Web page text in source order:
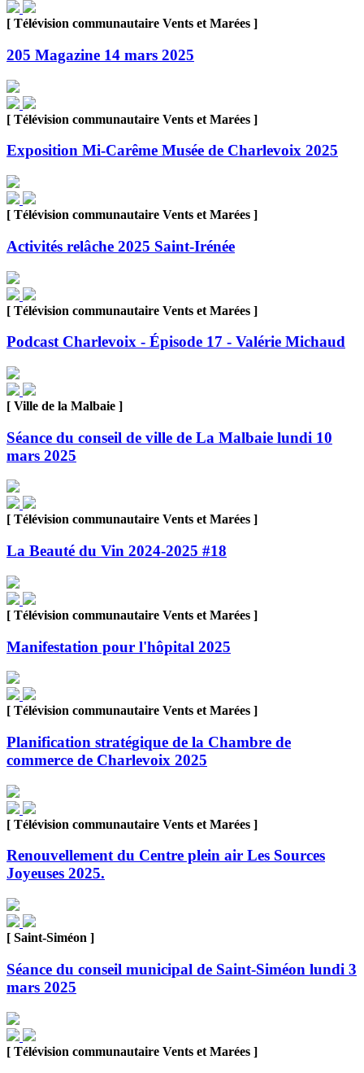
[ Télévision communautaire Vents et Marées ]
205 Magazine 14 mars 2025
[ Télévision communautaire Vents et Marées ]
Exposition Mi-Carême Musée de Charlevoix 2025
[ Télévision communautaire Vents et Marées ]
Activités relâche 2025 Saint-Irénée
[ Télévision communautaire Vents et Marées ]
Podcast Charlevoix - Épisode 17 - Valérie Michaud
[ Ville de la Malbaie ]
Séance du conseil de ville de La Malbaie lundi 10
mars 2025
[ Télévision communautaire Vents et Marées ]
La Beauté du Vin 2024-2025 #18
[ Télévision communautaire Vents et Marées ]
Manifestation pour l'hôpital 2025
[ Télévision communautaire Vents et Marées ]
Planification stratégique de la Chambre de
commerce de Charlevoix 2025
[ Télévision communautaire Vents et Marées ]
Renouvellement du Centre plein air Les Sources
Joyeuses 2025.
[ Saint-Siméon ]
Séance du conseil municipal de Saint-Siméon lundi 3
mars 2025
[ Télévision communautaire Vents et Marées ]